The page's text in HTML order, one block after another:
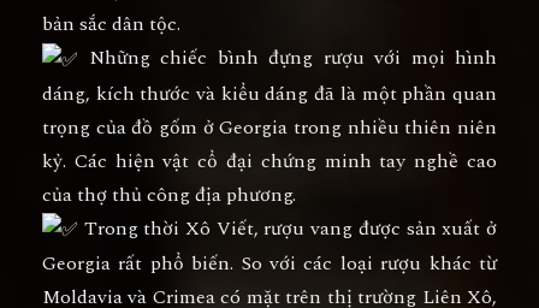
bản sắc dân tộc.
Những chiếc bình đựng rượu với mọi hình
dáng, kích thước và kiểu dáng đã là một phần quan
trọng của đồ gốm ở Georgia trong nhiều thiên niên
kỷ. Các hiện vật cổ đại chứng minh tay nghề cao
của thợ thủ công địa phương.
Trong thời Xô Viết, rượu vang được sản xuất ở
Georgia rất phổ biến. So với các loại rượu khác từ
Moldavia và Crimea có mặt trên thị trường Liên Xô,